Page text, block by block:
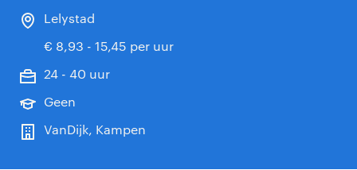
Lelystad
€ 8,93 - 15,45 per uur
24 - 40 uur
Geen
VanDijk, Kampen